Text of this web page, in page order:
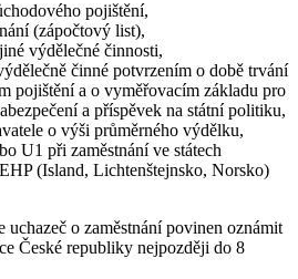
pojištění,
(zápočtový list),
výdělečné činnosti,
činné potvrzením o době trvání
pojištění a o vyměřovacím základu pro
a příspěvek na státní politiku,
o výši průměrného výdělku,
U1 při zaměstnání ve státech
(Island, Lichtenštejnsko, Norsko)
uchazeč o zaměstnání povinen oznámit
České republiky nejpozději do 8